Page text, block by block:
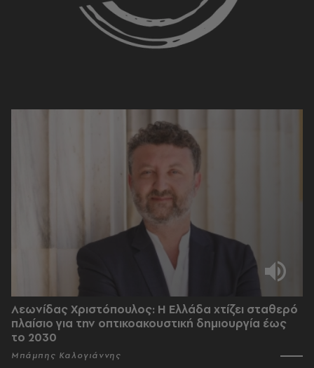
Λεωνίδας Χριστόπουλος: Η Ελλάδα χτίζει σταθερό
πλαίσιο για την οπτικοακουστική δημιουργία έως
το 2030
Μπάμπης Καλογιάννης